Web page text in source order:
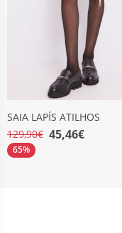
SAIA LAPÍS ATILHOS
129,90€ 45,46€
65%